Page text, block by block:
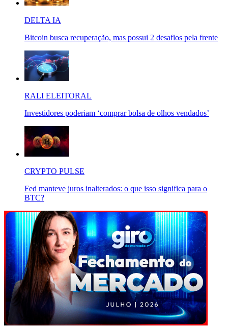
DELTA IA
Bitcoin busca recuperação, mas possui 2 desafios pela frente
RALI ELEITORAL
Investidores poderiam ‘comprar bolsa de olhos vendados’
CRYPTO PULSE
Fed manteve juros inalterados: o que isso significa para o
BTC?